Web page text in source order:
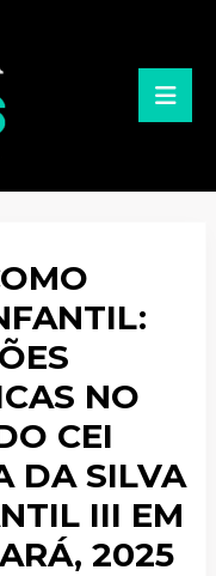
NO
CEI
DA SILVA
III EM
2025